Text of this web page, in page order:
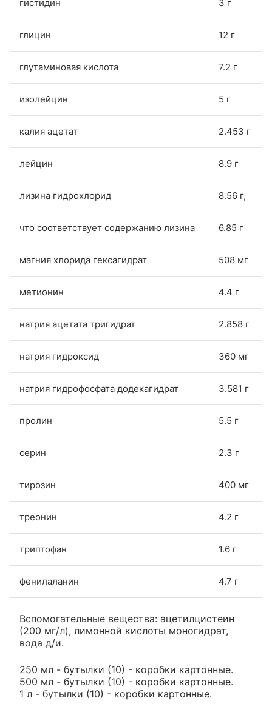
гистидин 3 г
глицин 12 г
глутаминовая кислота 7.2 г
изолейцин 5 г
калия ацетат 2.453 г
лейцин 8.9 г
лизина гидрохлорид 8.56 г,
что соответствует содержанию лизина 6.85 г
магния хлорида гексагидрат 508 мг
метионин 4.4 г
натрия ацетата тригидрат 2.858 г
натрия гидроксид 360 мг
натрия гидрофосфата додекагидрат 3.581 г
пролин 5.5 г
серин 2.3 г
тирозин 400 мг
треонин 4.2 г
триптофан 1.6 г
фенилаланин 4.7 г
Вспомогательные вещества: ацетилцистеин
(200 мг/л), лимонной кислоты моногидрат,
вода д/и.
250 мл - бутылки (10) - коробки картонные.
500 мл - бутылки (10) - коробки картонные.
1 л - бутылки (10) - коробки картонные.